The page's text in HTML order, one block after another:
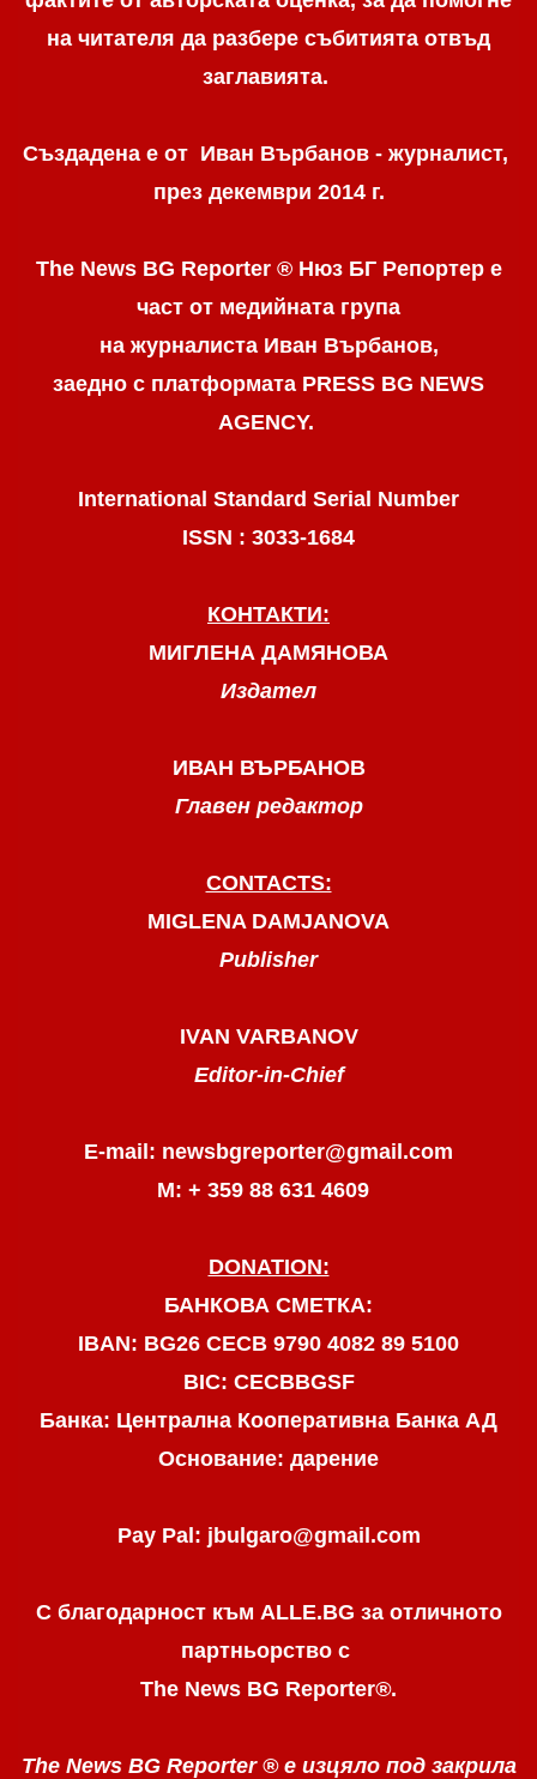
на читателя да разбере събитията отвъд
заглавията.
Създадена е от Иван Върбанов - журналист,
през декември 2014 г.
The News BG Reporter ® Нюз БГ Репортере
част от медийната група
на журналиста Иван Върбанов,
заедно с платформата PRESS BG NEWS
AGENCY.
International Standard Serial Number
ISSN : 3033-1684
КОНТАКТИ:
МИГЛЕНА ДАМЯНОВА
Издател
ИВАН ВЪРБАНОВ
Главен редактор
CONTACTS:
MIGLENA DAMJANOVA
Publisher
IVAN VARBANOV
Editor-in-Chief
E-mail: newsbgreporter@gmail.com
М: + 359 88 631 4609
DONATION:
БАНКОВА СМЕТКА:
IBAN: BG26 CECB 9790 4082 89 5100
BIC: CECBBGSF
Банка: Централна Кооперативна Банка АД
Основание: дарение
Pay Pal: jbulgaro@gmail.com
С благодарност към ALLE.BG за отличното
партньорство с
The News BG Reporter®.
The News BG Reporter ® е изцяло под закрила